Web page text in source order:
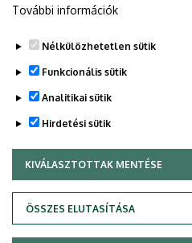
Adatvédelem
További információk
Nélkülözhetetlen sütik
Funkcionális sütik
Analitikai sütik
Hirdetési sütik
KIVÁLASZTOTTAK MENTÉSE
ÖSSZES ELUTASÍTÁSA
WITHDRAW CONSENT